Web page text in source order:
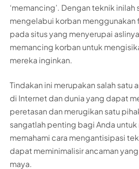
‘memancing’. Dengan teknik
mengelabui korban menggunakan
pada situs yang menyerupai
memancing korban untuk
mereka inginkan.
Tindakan ini merupakan salah satu
di Internet dan dunia yang dapat
peretasan dan merugikan satu
sangatlah penting bagi Anda
memahami cara mengantisipasi
dapat meminimalisir ancaman
maya.